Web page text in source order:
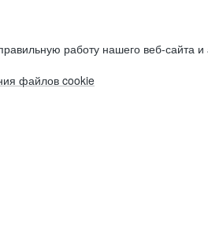
работу нашего веб-сайта и
файлов cookie